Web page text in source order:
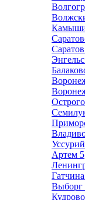
Саратов
Энгельс
Артем 5
Гатчина
Выборг
Кудрово